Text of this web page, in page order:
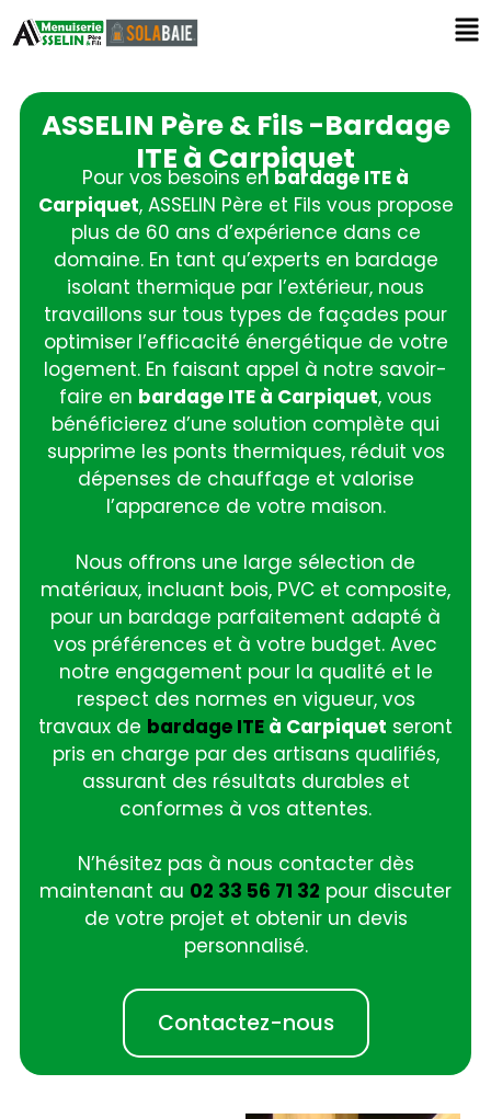
ASSELIN Père & Fils -Bardage
ITE à Carpiquet
Pour vos besoins en bardage ITE à
Carpiquet, ASSELIN Père et Fils vous propose
plus de 60 ans d’expérience dans ce
domaine. En tant qu’experts en bardage
isolant thermique par l’extérieur, nous
travaillons sur tous types de façades pour
optimiser l’efficacité énergétique de votre
logement. En faisant appel à notre savoir-
faire en bardage ITE à Carpiquet, vous
bénéficierez d’une solution complète qui
supprime les ponts thermiques, réduit vos
dépenses de chauffage et valorise
l’apparence de votre maison.
Nous offrons une large sélection de
matériaux, incluant bois, PVC et composite,
pour un bardage parfaitement adapté à
vos préférences et à votre budget. Avec
notre engagement pour la qualité et le
respect des normes en vigueur, vos
travaux de bardage ITE à Carpiquet seront
pris en charge par des artisans qualifiés,
assurant des résultats durables et
conformes à vos attentes.
N’hésitez pas à nous contacter dès
maintenant au 02 33 56 71 32 pour discuter
de votre projet et obtenir un devis
personnalisé.
Contactez-nous